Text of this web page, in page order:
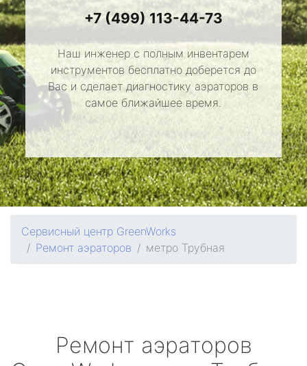
+7 (499) 113-44-73
Наш инженер с полным инвентарем
инструментов бесплатно доберется до
Вас и сделает диагностику аэраторов в
самое ближайшее время.
Сервисный центр GreenWorks
Ремонт аэраторов
метро Трубная
Ремонт аэраторов